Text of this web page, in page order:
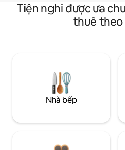
Tiện nghi được ưa
thuê
Nhà bếp